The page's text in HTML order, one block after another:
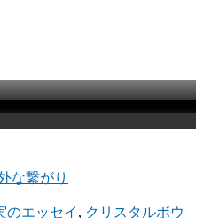
な繋がり
のエッセイ , クリスタルボウ